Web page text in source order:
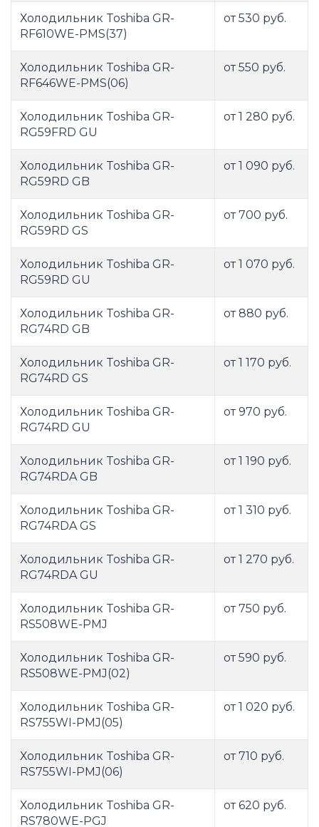
Холодильник Toshiba GR-
RF610WE-PMS(37)
от 530 руб.
Холодильник Toshiba GR-
RF646WE-PMS(06)
от 550 руб.
Холодильник Toshiba GR-
RG59FRD GU
от 1 280 руб.
Холодильник Toshiba GR-
RG59RD GB
от 1 090 руб.
Холодильник Toshiba GR-
RG59RD GS
от 700 руб.
Холодильник Toshiba GR-
RG59RD GU
от 1 070 руб.
Холодильник Toshiba GR-
RG74RD GB
от 880 руб.
Холодильник Toshiba GR-
RG74RD GS
от 1 170 руб.
Холодильник Toshiba GR-
RG74RD GU
от 970 руб.
Холодильник Toshiba GR-
RG74RDA GB
от 1 190 руб.
Холодильник Toshiba GR-
RG74RDA GS
от 1 310 руб.
Холодильник Toshiba GR-
RG74RDA GU
от 1 270 руб.
Холодильник Toshiba GR-
RS508WE-PMJ
от 750 руб.
Холодильник Toshiba GR-
RS508WE-PMJ(02)
от 590 руб.
Холодильник Toshiba GR-
RS755WI-PMJ(05)
от 1 020 руб.
Холодильник Toshiba GR-
RS755WI-PMJ(06)
от 710 руб.
Холодильник Toshiba GR-
RS780WE-PGJ
от 620 руб.